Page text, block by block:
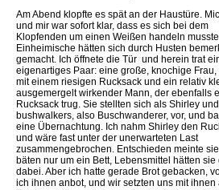
Am Abend klopfte es spät an der Haustüre.
und mir war sofort klar, dass es sich bei dem
Klopfenden um einen Weißen handeln
Einheimische hätten sich durch Husten
gemacht. Ich öffnete die Tür  und herein trat
eigenartiges Paar: eine große, knochige Frau,
mit einem riesigen Rucksack und ein relativ
ausgemergelt wirkender Mann, der ebenfalls
Rucksack trug. Sie stellten sich als Shirley und
bushwalkers, also Buschwanderer, vor, und
eine Übernachtung. Ich nahm Shirley den
und wäre fast unter der unerwarteten Last
zusammengebrochen. Entschieden meinte
bäten nur um ein Bett, Lebensmittel hätten sie
dabei. Aber ich hatte gerade Brot gebacken,
ich ihnen anbot, und wir setzten uns mit ihnen